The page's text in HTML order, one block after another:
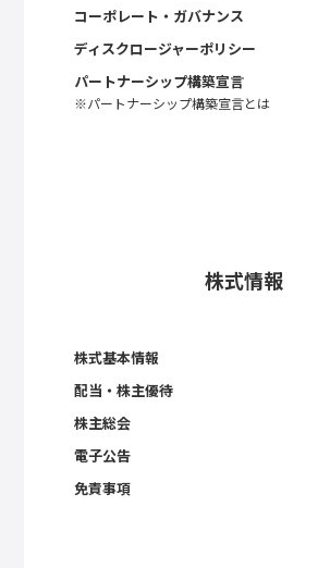
コーポレート・ガバナンス
ディスクロージャーポリシー
パートナーシップ構築宣言
※パートナーシップ構築宣言とは
株式情報
株式基本情報
配当・株主優待
株主総会
電子公告
免責事項